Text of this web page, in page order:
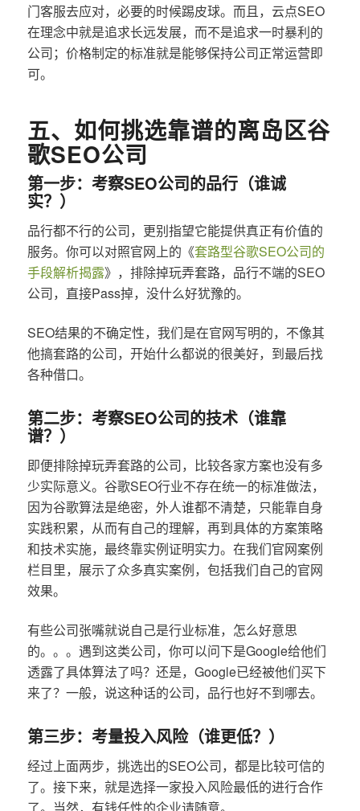
门客服去应对，必要的时候踢皮球。而且，云点SEO
在理念中就是追求长远发展，而不是追求一时暴利的
公司；价格制定的标准就是能够保持公司正常运营即
可。
五、如何挑选靠谱的离岛区谷
歌SEO公司
第一步：考察SEO公司的品行（谁诚
实？）
品行都不行的公司，更别指望它能提供真正有价值的
服务。你可以对照官网上的《套路型谷歌SEO公司的
手段解析揭露》，排除掉玩弄套路，品行不端的SEO
公司，直接Pass掉，没什么好犹豫的。
SEO结果的不确定性，我们是在官网写明的，不像其
他搞套路的公司，开始什么都说的很美好，到最后找
各种借口。
第二步：考察SEO公司的技术（谁靠
谱？）
即便排除掉玩弄套路的公司，比较各家方案也没有多
少实际意义。谷歌SEO行业不存在统一的标准做法，
因为谷歌算法是绝密，外人谁都不清楚，只能靠自身
实践积累，从而有自己的理解，再到具体的方案策略
和技术实施，最终靠实例证明实力。在我们官网案例
栏目里，展示了众多真实案例，包括我们自己的官网
效果。
有些公司张嘴就说自己是行业标准，怎么好意思
的。。。遇到这类公司，你可以问下是Google给他们
透露了具体算法了吗？还是，Google已经被他们买下
来了？一般，说这种话的公司，品行也好不到哪去。
第三步：考量投入风险（谁更低？）
经过上面两步，挑选出的SEO公司，都是比较可信的
了。接下来，就是选择一家投入风险最低的进行合作